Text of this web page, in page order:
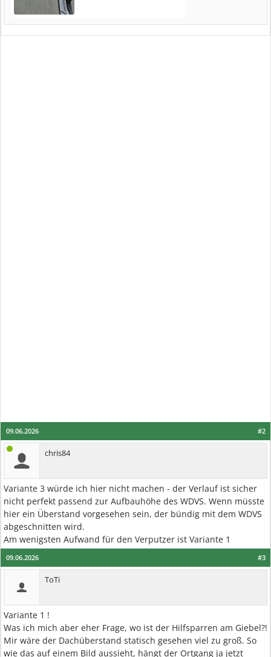
#2
09.06.2026
chris84
Variante 3 würde ich hier nicht machen - der Verlauf ist sicher
nicht perfekt passend zur Aufbauhöhe des WDVS. Wenn müsste
hier ein Überstand vorgesehen sein, der bündig mit dem WDVS
abgeschnitten wird.
Am wenigsten Aufwand für den Verputzer ist Variante 1
#3
09.06.2026
ToTi
Variante 1 !
Was ich mich aber eher Frage, wo ist der Hilfsparren am Giebel?!
Mir wäre der Dachüberstand statisch gesehen viel zu groß. So
wie das auf einem Bild aussieht, hängt der Ortgang ja jetzt